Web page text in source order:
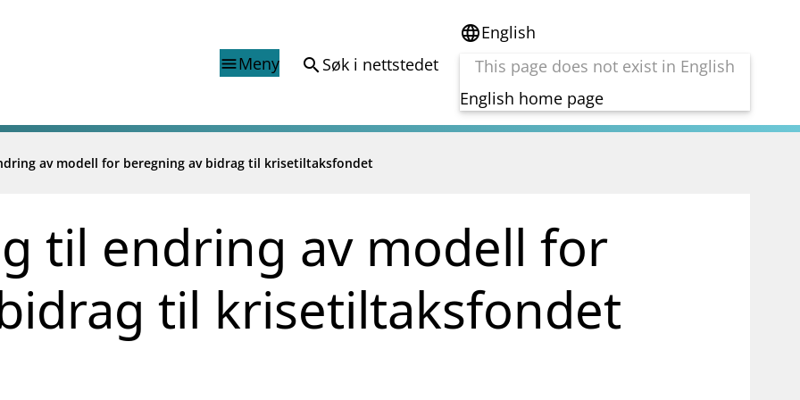
menuMeny search Søk i nettstedet
languageEnglish
This page does not exist in English
English home page
og vedtak
og analysar
Finanstilsynets registre
Shortsalgregisteret (SSR)
Tredjelandsrevisorregister
Folkefinansiering
Kryptoeiendelsloven (MiCA)
Alle tema
av modell for beregning av bidrag til krisetiltaksfondet
til endring av modell for
til krisetiltaksfondet